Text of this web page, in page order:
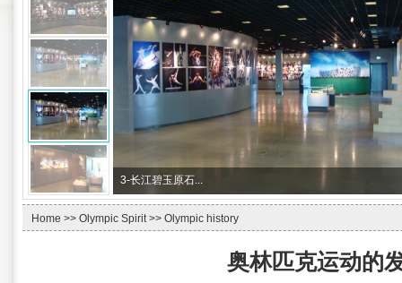
3-长江碧玉原石...
Home >> Olympic Spirit>> Olympic history
奥林匹克运动的